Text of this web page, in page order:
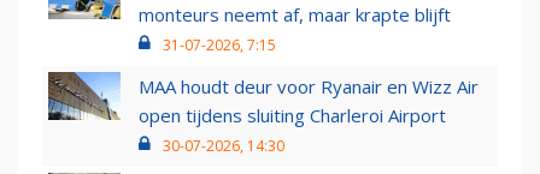
monteurs neemt af, maar krapte blijft
31-07-2026, 7:15
MAA houdt deur voor Ryanair en Wizz Air
open tijdens sluiting Charleroi Airport
30-07-2026, 14:30